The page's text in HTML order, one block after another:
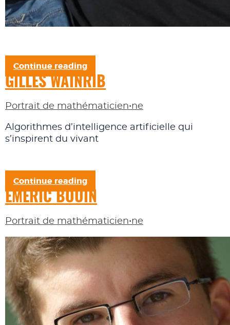
Continue reading
GILLES WAINRIB
Portrait de mathématicien•ne
Algorithmes d’intelligence artificielle qui
s’inspirent du vivant
Continue reading
EMERIC BOUIN
Portrait de mathématicien•ne